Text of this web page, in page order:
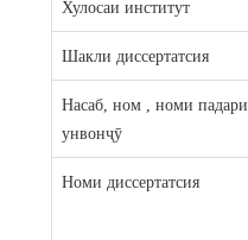
Хулосаи институт
Шакли диссертатсия
Насаб, ном , номи падари
унвонҷӯ
Номи диссертатсия